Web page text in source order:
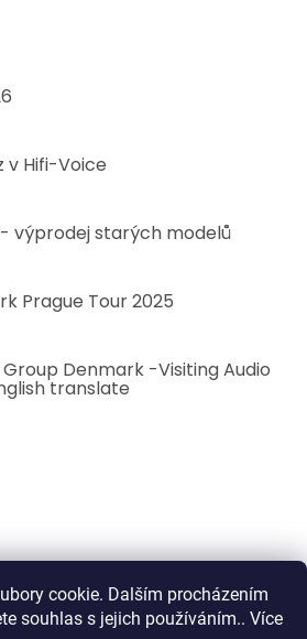
cookie. Dalším procházením
souhlas s jejich používáním.. Více
v Hifi-Voice
výprodej starých modelů
Prague Tour 2025
Denmark -Visiting Audio
translate
Pánský Dvůr